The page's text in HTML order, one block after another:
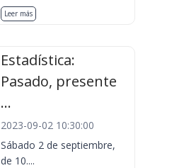
Leer más
Estadística:
Pasado, presente
...
2023-09-02 10:30:00
Sábado 2 de septiembre,
de 10....